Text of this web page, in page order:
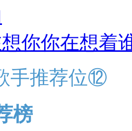
你你在想着
手推荐位⑫
榜